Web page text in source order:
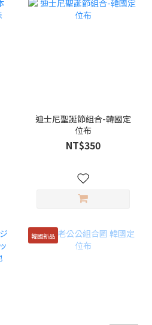
迪士尼聖誕節組合-韓國定
位布
NT$350
韓國新品